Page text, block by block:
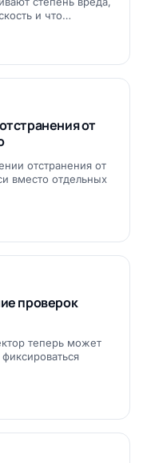
и что…
от
отстранения от
вместо отдельных
проверок
теперь может